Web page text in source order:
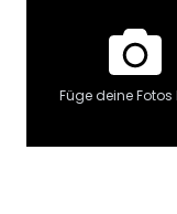
Füge deine Fotos